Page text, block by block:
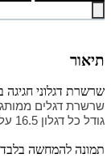
תיאור
שרשרת דגלוני
שרשרת דגלים ממותגת
גודל כל דגלון 16.5 על 13
תמונה להמחשה בלבד